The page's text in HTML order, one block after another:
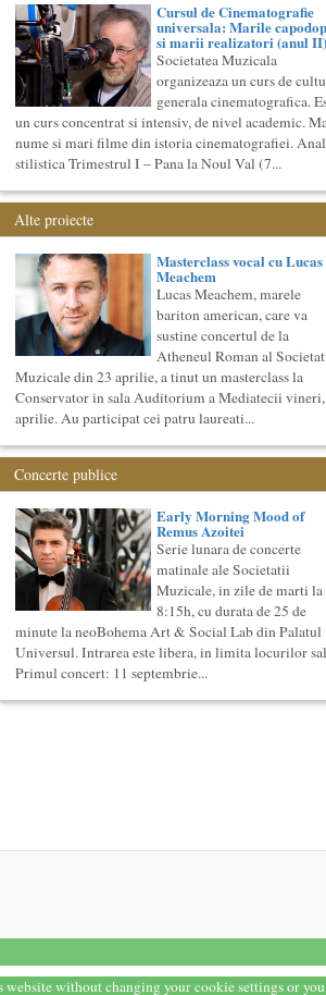
Cursul de Cinematografie
universala: Marile
si marii realizatori (anul II)
Societatea Muzicala
organizeaza un curs de
generala cinematografica.
un curs concentrat si intensiv, de nivel academic.
nume si mari filme din istoria cinematografiei.
stilistica Trimestrul I – Pana la Noul Val (7...
Alte proiecte
Masterclass vocal cu Lucas
Meachem
Lucas Meachem, marele
bariton american, care va
sustine concertul de la
Atheneul Roman al
Muzicale din 23 aprilie, a tinut un masterclass la
Conservator in sala Auditorium a Mediatecii vineri,
aprilie. Au participat cei patru laureati...
Concerte publice
Early Morning Mood of
Remus Azoitei
Serie lunara de concerte
matinale ale Societatii
Muzicale, in zile de marti la
8:15h, cu durata de 25 de
minute la neoBohema Art & Social Lab din Palatul
Universul. Intrarea este libera, in limita locurilor
Primul concert: 11 septembrie...
without changing your cookie settings or